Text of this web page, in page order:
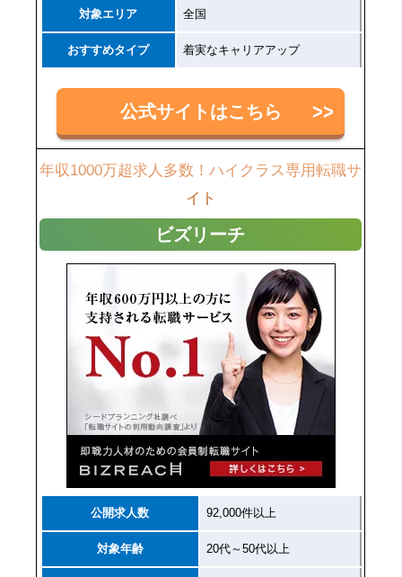
対象エリア 全国
おすすめタイプ 着実なキャリアアップ
公式サイトはこちら
年収1000万超求人多数！ハイクラス専用転職サ
イト
ビズリーチ
公開求人数 92,000件以上
対象年齢 20代～50代以上